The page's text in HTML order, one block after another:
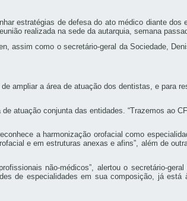
estratégias de defesa do ato médico diante
realizada na sede da autarquia, semana
assim como o secretário-geral da Sociedade,
ampliar a área de atuação dos dentistas, e para
atuação conjunta das entidades. “Trazemos ao
a harmonização orofacial como
e em estruturas anexas e afins”, além de
não-médicos”, alertou o secretário-
de especialidades em sua composição, já